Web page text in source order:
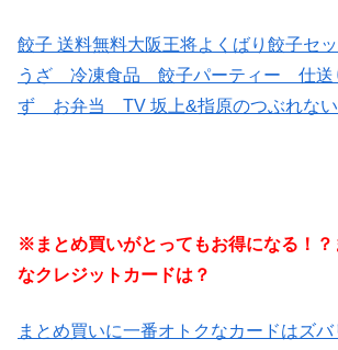
餃子 送料無料大阪王将よくばり餃子セ
うざ 冷凍食品 餃子パーティー 仕
ず お弁当 TV 坂上&指原のつぶれない
※まとめ買いがとってもお得になる！
なクレジットカードは？
まとめ買いに一番オトクなカードはズ